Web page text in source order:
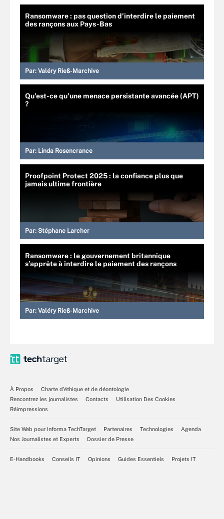
Ransomware : pas question d’interdire le paiement
des rançons aux Pays-Bas
Par: Valéry Rieß-Marchive
Qu'est-ce qu'une menace persistante avancée (APT)
?
Par: Linda Rosencrance
Proofpoint Protect 2025 : la confiance plus que
jamais ultime frontière
Par: Stéphane Larcher
Ransomware : le gouvernement britannique
s’apprête à interdire le paiement des rançons
Par: Valéry Rieß-Marchive
À Propos
Charte d’éthique et de déontologie
Rencontrez les journalistes
Contacts
Utilisation Des Cookies
Réimpressions
Site Web pour Informa TechTarget Partenaires Technologies
Agenda
Nos Journalistes et Experts
Dossier de Presse
E-Handbooks Conseils IT Opinions Guides Essentiels Projets IT